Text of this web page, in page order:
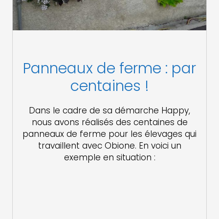
Panneaux de ferme : par
centaines !
Dans le cadre de sa démarche Happy,
nous avons réalisés des centaines de
panneaux de ferme pour les élevages qui
travaillent avec Obione. En voici un
exemple en situation :